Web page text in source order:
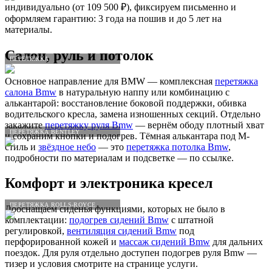
ПЕРЕТЯЖКА
ПЕРЕТЯЖКА BENTLEY
ПЕРЕТЯЖКА ROLLS-ROYCE
индивидуально (от 109 500 ₽), фиксируем письменно и
оформляем гарантию: 3 года на пошив и до 5 лет на
материалы.
Салон, руль и потолок
Основное направление для BMW — комплексная перетяжка
салона Bmw в натуральную наппу или комбинацию с
алькантарой: восстановление боковой поддержки, обивка
водительского кресла, замена изношенных секций. Отдельно
закажитеперетяжку руля Bmw — вернём ободу плотный хват
и сохраним кнопки и подогрев. Тёмная алькантара под M-
стиль и звёздное небо — это перетяжка потолка Bmw,
подробности по материалам и подсветке — по ссылке.
Комфорт и электроника кресел
Дооснащаем сиденья функциями, которых не было в
комплектации: подогрев сидений Bmw с штатной
регулировкой, вентиляция сидений Bmw под
перфорированной кожей и массаж сидений Bmw для дальних
поездок. Для руля отдельно доступен подогрев руля Bmw —
тизер и условия смотрите на странице услуги.